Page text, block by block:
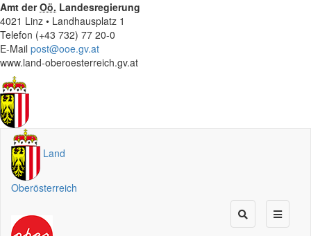
Amt derOö. Landesregierung
4021 Linz • Landhausplatz 1
Telefon (+43 732) 77 20-0
E-Mail post@ooe.gv.at
www.land-oberoesterreich.gv.at
Land
Oberösterreich